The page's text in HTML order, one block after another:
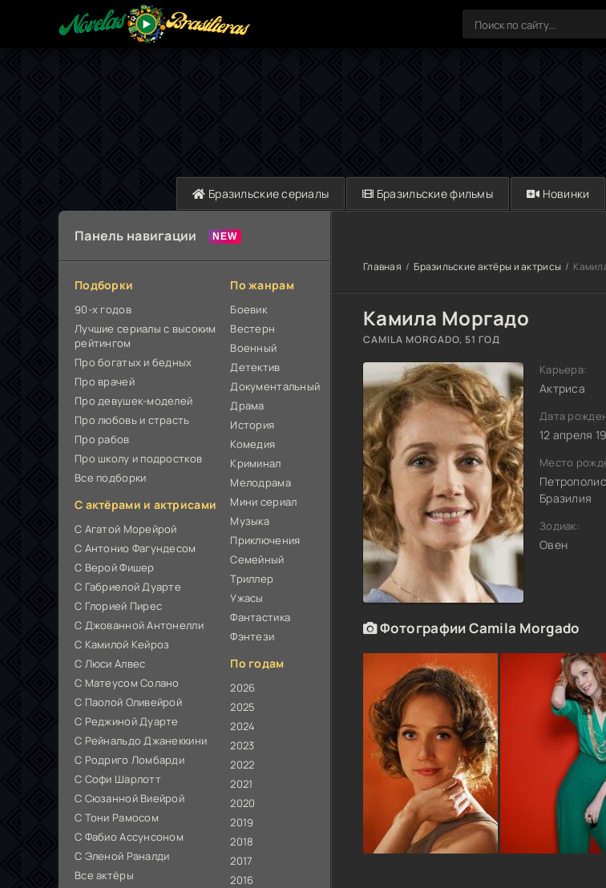
Бразильские сериалы Бразильские фильмы Новинки
Панель навигации
Подборки
90-х годов
Лучшие сериалы с высоким
рейтингом
Про богатых и бедных
Про врачей
Про девушек-моделей
Про любовь и страсть
Про рабов
Про школу и подростков
Все подборки
С актёрами и актрисами
С Агатой Морейрой
С Антонио Фагундесом
С Верой Фишер
С Габриелой Дуарте
С Глорией Пирес
С Джованной Антонелли
С Камилой Кейроз
С Люси Алвес
С Матеусом Солано
С Паолой Оливейрой
С Реджиной Дуарте
С Рейнальдо Джанеккини
С Родриго Ломбарди
С Софи Шарлотт
С Сюзанной Виейрой
С Тони Рамосом
С Фабио Ассунсоном
С Эленой Раналди
Все актёры
По жанрам
Боевик
Вестерн
Военный
Детектив
Документальный
Драма
История
Комедия
Криминал
Мелодрама
Мини сериал
Музыка
Приключения
Семейный
Триллер
Ужасы
Фантастика
Фэнтези
По годам
2026
2025
2024
2023
2022
2021
2020
2019
2018
2017
2016
Главная Бразильские актёры и актрисы
Камила Моргадо
CAMILA MORGADO, 51 ГОД
Карьера:
Актриса
Дата
12 апреля
Место
Бразилия
Зодиак:
Овен
Фотографии Camila Morgado